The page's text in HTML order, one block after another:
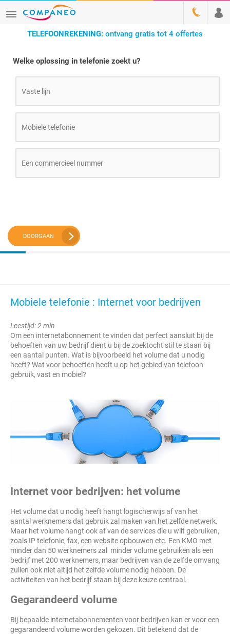
TELEFOONREKENING: ontvang gratis tot 4 offertes
Welke oplossing in telefonie zoekt u?
Vaste lijn
Mobiele telefonie
Een commercieel nummer
DOORGAAN
Mobiele telefonie : Internet voor bedrijven
Leestijd: 2 min
Om een internetabonnement te vinden dat perfect aansluit bij de
behoeften van uw bedrijf dient u bij de zoektocht stil te staan bij
een aantal punten. Wat is bijvoorbeeld het volume dat u nodig
heeft? Wat voor behoeften heeft u op het gebied van telefoon
gebruik, vast en mobiel?
Internet voor bedrijven: het volume
Het volume dat u nodig heeft hangt logischerwijs af van het
aantal werknemers dat gebruik zal maken van het zelfde netwerk.
Maar het volume hangt ook af van de services die u wilt gebruiken,
zoals IP telefonie, fax, een website opbouwen etc. Een KMO met
minder dan 50 werknemers zal minder volume gebruiken als een
bedrijf met 200 werknemers, maar bedrijven van de zelfde omvang
zullen ook niet altijd het zelfde volume nodig hebben. De
activiteiten van het bedrijf staan bij deze keuze centraal.
Gegarandeerd volume
Bij bepaalde internetabonnementen voor bedrijven kan er voor een
gegarandeerd volume worden gekozen. Dit betekend dat de